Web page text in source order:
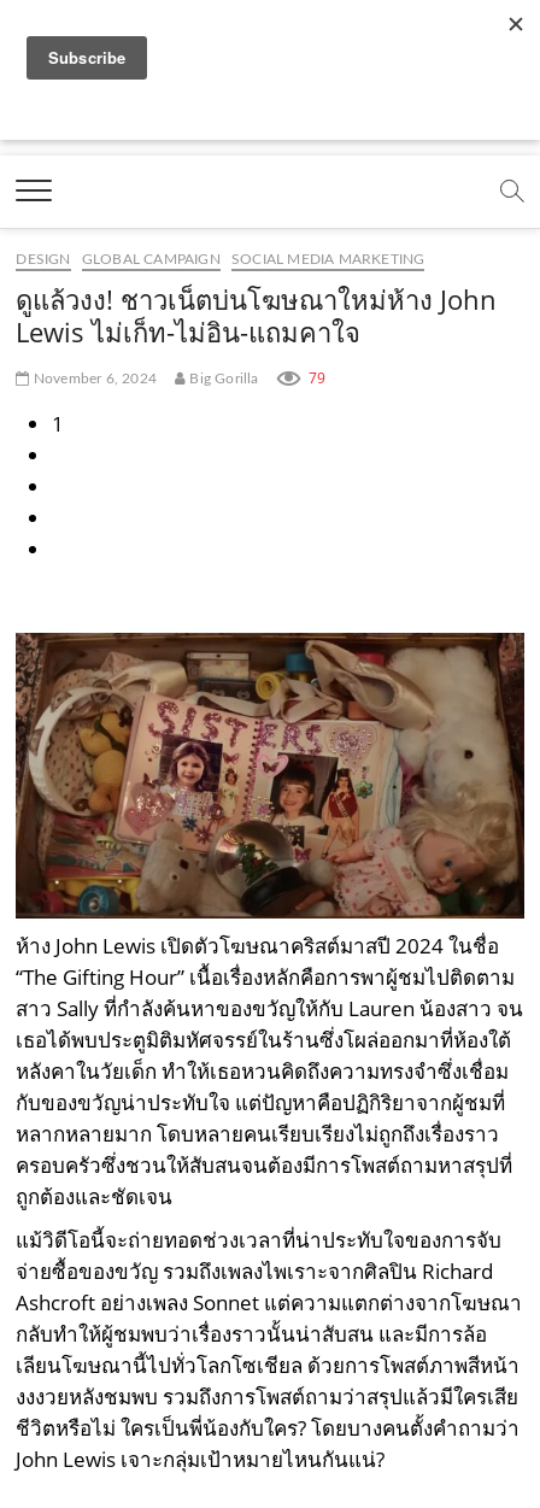
a
e
b
o
o
k
o
t
b
e
.
.
o
e
m
e
t
g
r
a
t
k
c
Marketing Oops!
DIGITAL | CREATIVE | ADVERTISING | CAMPAIGN |
DESIGN GLOBAL CAMPAIGN SOCIAL MEDIA MARKETING
ดูแล้วงง! ชาวเน็ตบ่นโฆษณาใหม่ห้าง John
Lewis ไม่เก็ท-ไม่อิน-แถมคาใจ
November 6, 2024 Big Gorilla 79
1
ห้าง John Lewis เปิดตัวโฆษณาคริสต์มาสปี 2024 ในชื่อ
“The Gifting Hour” เนื้อเรื่องหลักคือการพาผู้ชมไปติดตาม
สาว Sally ที่กำลังค้นหาของขวัญให้กับ Lauren น้องสาว จน
เธอได้พบประตูมิติมหัศจรรย์ในร้านซึ่งโผล่ออกมาที่ห้องใต้
หลังคาในวัยเด็ก ทำให้เธอหวนคิดถึงความทรงจำซึ่งเชื่อม
กับของขวัญน่าประทับใจ แต่ปัญหาคือปฏิกิริยาจากผู้ชมที่
หลากหลายมาก โดบหลายคนเรียบเรียงไม่ถูกถึงเรื่องราว
ครอบครัวซึ่งชวนให้สับสนจนต้องมีการโพสต์ถามหาสรุปที่
ถูกต้องและชัดเจน
แม้วิดีโอนี้จะถ่ายทอดช่วงเวลาที่น่าประทับใจของการจับ
จ่ายซื้อของขวัญ รวมถึงเพลงไพเราะจากศิลปิน Richard
Ashcroft อย่างเพลง Sonnet แต่ความแตกต่างจากโฆษณา
กลับทำให้ผู้ชมพบว่าเรื่องราวนั้นน่าสับสน และมีการล้อ
เลียนโฆษณานี้ไปทั่วโลกโซเชียล ด้วยการโพสต์ภาพสีหน้า
งงงวยหลังชมพบ รวมถึงการโพสต์ถามว่าสรุปแล้วมีใครเสีย
ชีวิตหรือไม่ ใครเป็นพี่น้องกับใคร? โดยบางคนตั้งคำถามว่า
John Lewis เจาะกลุ่มเป้าหมายไหนกันแน่?